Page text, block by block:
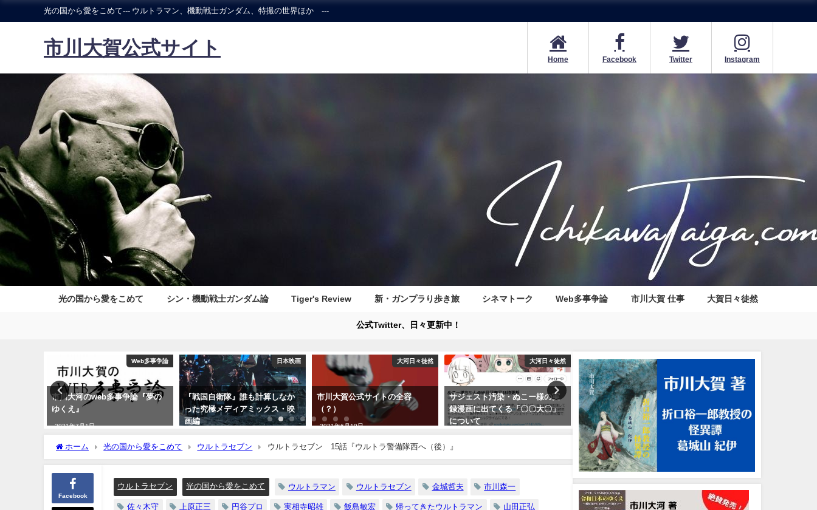
光の国から愛をこめて--- ウルトラマン、機動戦士ガンダム、特撮の世界ほか ---
市川大賀公式サイト
Home Facebook Twitter Instagram
光の国から愛をこめて シン・機動戦士ガンダム論 Tiger's Review 新・ガンプラり歩き旅 シネマトーク Web多事争論 市川大賀 仕事 大賀日々徒然
公式Twitter、日々更新中！
日本映画
『戦国自衛隊』誰も計算しなか
った究極メディアミックス・映
大河日々徒然
市川大賀公式サイトの全容
（？）
2021年6月19日
大河日々徒然
サジェスト汚染・ぬこー様の実
録漫画に出てくる「〇〇大〇」
について
小説
『犯罪・刑事ドラマの50年を一
気に駆け抜ける！（70年代をナ
メるなよ）』目次
『ガンプラり歩き旅』その97 ～
CとDの間に何があったのか？
アクシズの量産型モビル・スー
ツ、ガザC登場！～
2023年1月22日
ラ作戦第一号』
ホーム 光の国から愛をこめて ウルトラセブン ウルトラセブン 15話『ウルトラ警備隊西へ（後）』
Facebook
ウルトラセブン 光の国から愛をこめて ウルトラマン ウルトラセブン 金城哲夫 市川森一
佐々木守 上原正三 円谷プロ 実相寺昭雄 飯島敏宏 帰ってきたウルトラマン 山田正弘